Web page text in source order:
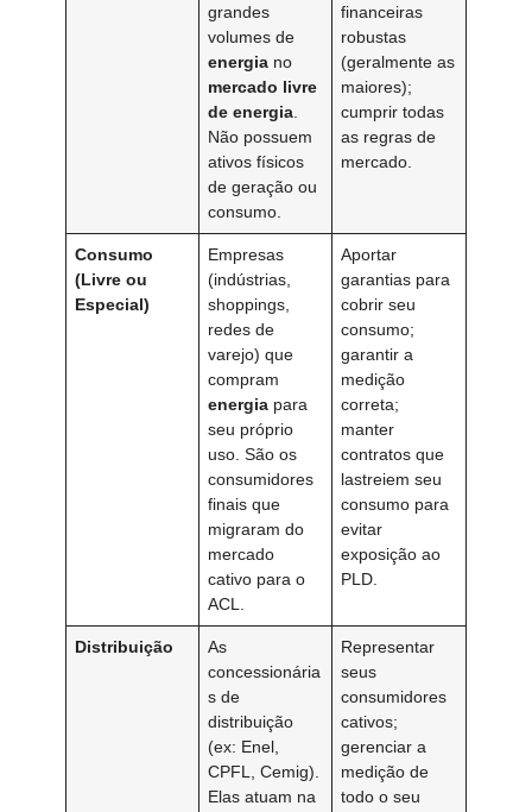
grandes
volumes de
energia no
mercado livre
de energia
Não possuem
ativos físicos
de geração ou
consumo.
financeiras
robustas
(geralmente as
maiores);
cumprir todas
as regras de
mercado.
Consumo
(Livre ou
Especial)
Empresas
(indústrias,
shoppings,
redes de
varejo) que
compram
energia para
seu próprio
uso. São os
consumidores
finais que
migraram do
mercado
cativo para o
ACL.
Aportar
garantias para
cobrir seu
consumo;
garantir a
medição
correta;
manter
contratos que
lastreiem seu
consumo para
evitar
exposição ao
PLD.
Distribuição
As
concessionária
s de
distribuição
(ex: Enel,
CPFL, Cemig).
Elas atuam na
Representar
seus
consumidores
cativos;
gerenciar a
medição de
todo o seu